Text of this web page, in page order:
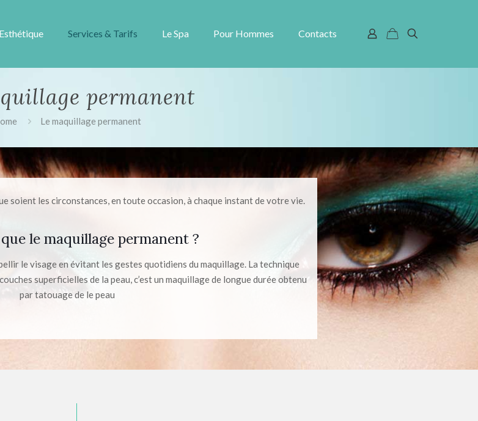
Services & Tarifs Le Spa Pour Hommes Contacts
permanent
Le maquillage permanent
soient les circonstances, en toute occasion, à chaque instant de votre vie.
que le maquillage permanent ?
le visage en évitant les gestes quotidiens du maquillage. La technique
superficielles de la peau, c’est un maquillage de longue durée obtenu
par tatouage de le peau